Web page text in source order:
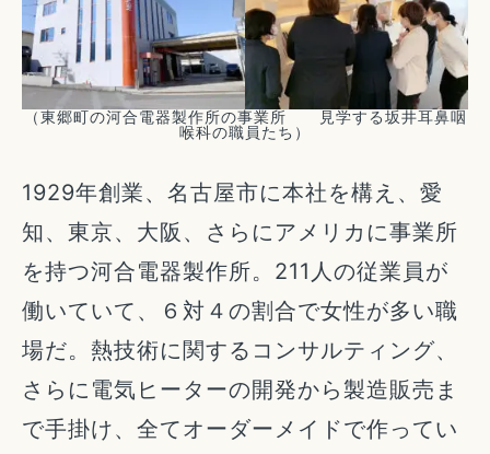
（東郷町の河合電器製作所の事業所 見学する坂井耳鼻咽
喉科の職員たち）
1929年創業、名古屋市に本社を構え、愛
知、東京、大阪、さらにアメリカに事業所
を持つ河合電器製作所。211人の従業員が
働いていて、６対４の割合で女性が多い職
場だ。熱技術に関するコンサルティング、
さらに電気ヒーターの開発から製造販売ま
で手掛け、全てオーダーメイドで作ってい